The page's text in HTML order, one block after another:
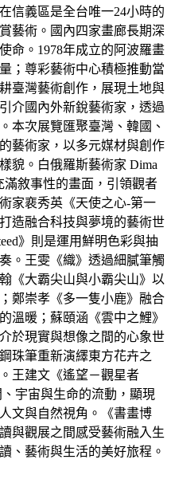
信義區是全台唯一24小時的
藝術。國內四家畫廊長期深
命。1978年成立的阿波羅畫
；尊彩藝術中心積極推動當
臺灣藝術創作，展現土地與
介國內外新銳藝術家，透過
本次展覽匯聚臺灣、韓國、
藝術家，以多元媒材與創作
貌。白俄羅斯藝術家 Dima
滿敘事性的畫面，引領觀者
家裵秀英《天使之心-第一
造融合科技與夢境的藝術世
》則是運用鮮明色彩與抽
。王雯《織》透過細膩筆觸
《大霸尖山與小霸尖山》以
鄭崇孝《多一隻小鹿》融合
溫暖；蘇頤涵《雲中之鯉》
於現實與想像之間的心象世
珠筆重新演繹東方花卉之
王建文《遙望－觀星者
宇宙與生命的流動，顯現
文與自然視角。《書畫博
與觀展之間感受藝術融入生
、藝術與生活的美好旅程。